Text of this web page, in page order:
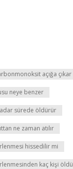
açığa çıkar
neye benzer
sürede öldürür
ne zaman atılır
hissedilir mi
kaç kişi öldü